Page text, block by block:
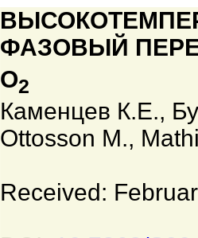
ФАЗОВЫЙ
O2
Каменцев К.Е.,
Ottosson M.,
Received: